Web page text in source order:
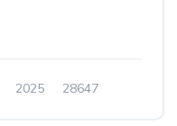
2025
28647